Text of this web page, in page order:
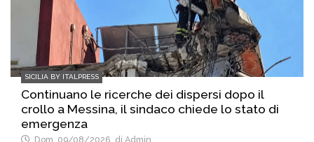
SICILIA BY ITALPRESS
Continuano le ricerche dei dispersi dopo il
crollo a Messina, il sindaco chiede lo stato di
emergenza
Dom, 09/08/2026 di Admin